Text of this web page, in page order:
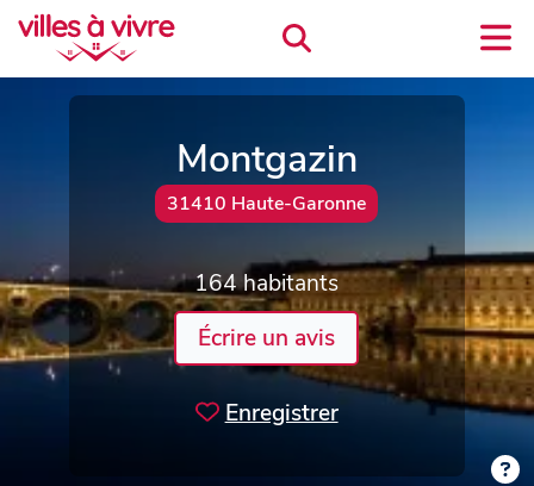
Montgazin
31410 Haute-Garonne
164 habitants
Écrire un avis
Enregistrer